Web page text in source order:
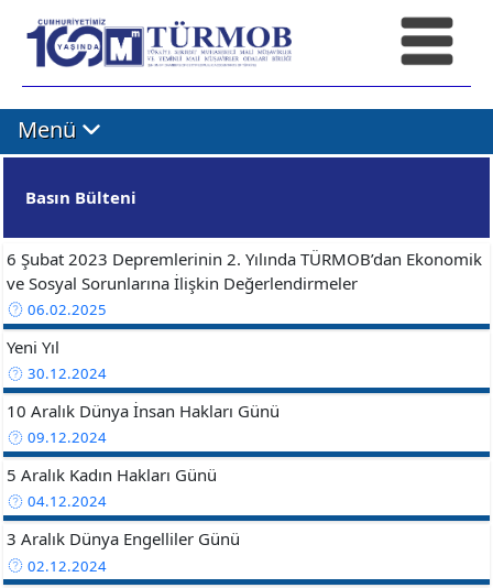
Menü
Basın Bülteni
6 Şubat 2023 Depremlerinin 2. Yılında TÜRMOB’dan Ekonomik
ve Sosyal Sorunlarına İlişkin Değerlendirmeler
06.02.2025
Yeni Yıl
30.12.2024
10 Aralık Dünya İnsan Hakları Günü
09.12.2024
5 Aralık Kadın Hakları Günü
04.12.2024
3 Aralık Dünya Engelliler Günü
02.12.2024